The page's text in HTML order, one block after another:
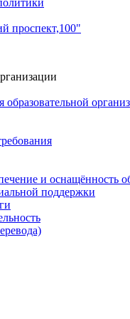
проспект,100"
и оснащённость
поддержки